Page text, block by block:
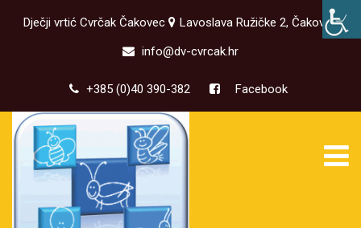
Dječji vrtić Cvrčak Čakovec
Lavoslava Ružičke 2, Čakovec
info@dv-cvrcak.hr
+385 (0)40 390-382 Facebook